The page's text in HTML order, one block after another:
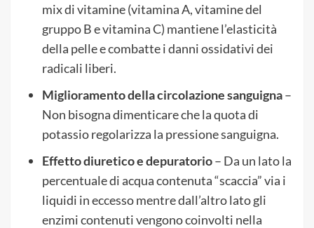
mix di vitamine (vitamina A, vitamine del
gruppo B e vitamina C) mantiene l’elasticità
della pelle e combatte i danni ossidativi dei
radicali liberi.
Miglioramento della circolazione sanguigna–
Non bisogna dimenticare che la quota di
potassio regolarizza la pressione sanguigna.
Effetto diuretico e depuratorio– Da un lato la
percentuale di acqua contenuta “scaccia” via i
liquidi in eccesso mentre dall’altro lato gli
enzimi contenuti vengono coinvolti nella